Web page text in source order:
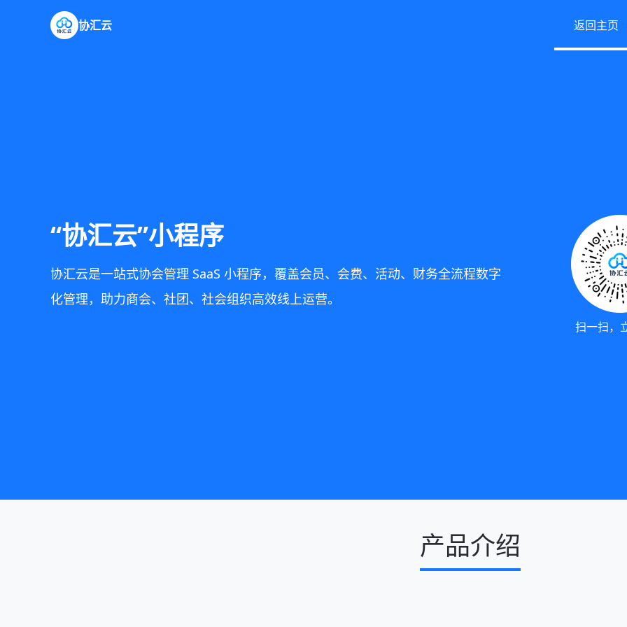
协汇云 返回主页
“协汇云”小程序
协汇云是一站式协会管理 SaaS 小程序，覆盖会员、会费、活动、财务全流程数字
化管理，助力商会、社团、社会组织高效线上运营。
扫一扫，
产品介绍